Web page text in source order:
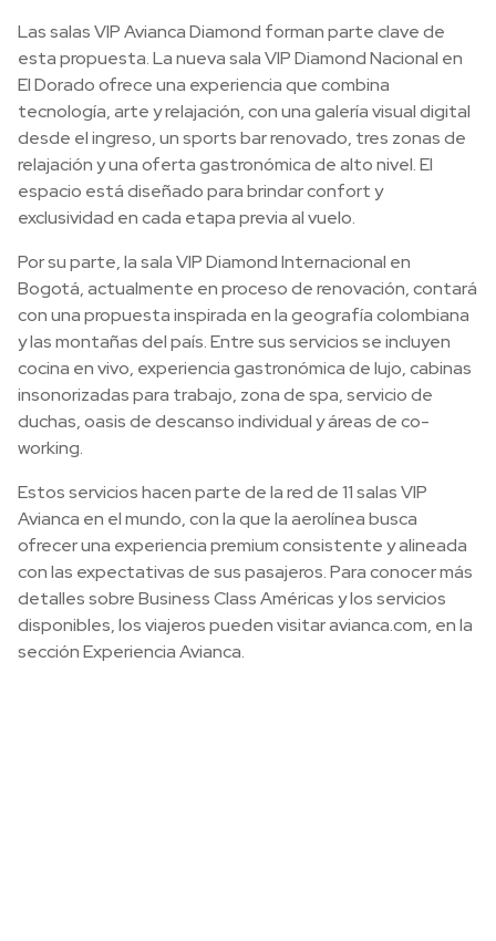
Las salas VIP Avianca Diamond forman parte clave de
esta propuesta. La nueva sala VIP Diamond Nacional en
El Dorado ofrece una experiencia que combina
tecnología, arte y relajación, con una galería visual digital
desde el ingreso, un sports bar renovado, tres zonas de
relajación y una oferta gastronómica de alto nivel. El
espacio está diseñado para brindar confort y
exclusividad en cada etapa previa al vuelo.
Por su parte, la sala VIP Diamond Internacional en
Bogotá, actualmente en proceso de renovación, contará
con una propuesta inspirada en la geografía colombiana
y las montañas del país. Entre sus servicios se incluyen
cocina en vivo, experiencia gastronómica de lujo, cabinas
insonorizadas para trabajo, zona de spa, servicio de
duchas, oasis de descanso individual y áreas de co-
working.
Estos servicios hacen parte de la red de 11 salas VIP
Avianca en el mundo, con la que la aerolínea busca
ofrecer una experiencia premium consistente y alineada
con las expectativas de sus pasajeros. Para conocer más
detalles sobre Business Class Américas y los servicios
disponibles, los viajeros pueden visitar avianca.com, en la
sección Experiencia Avianca.